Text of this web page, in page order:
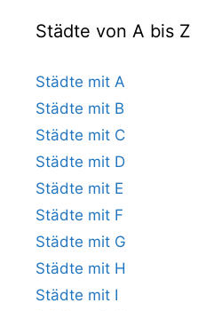
Städte von A bis Z
Städte mit A
Städte mit B
Städte mit C
Städte mit D
Städte mit E
Städte mit F
Städte mit G
Städte mit H
Städte mit I